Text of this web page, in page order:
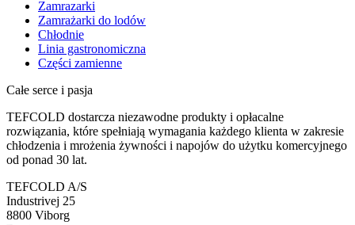
Zamrazarki
Zamrażarki do lodów
Chłodnie
Linia gastronomiczna
Części zamienne
Całe serce i pasja
TEFCOLD dostarcza niezawodne produkty i opłacalne
rozwiązania, które spełniają wymagania każdego klienta w zakresie
chłodzenia i mrożenia żywności i napojów do użytku komercyjnego
od ponad 30 lat.
TEFCOLD A/S
Industrivej 25
8800 Viborg